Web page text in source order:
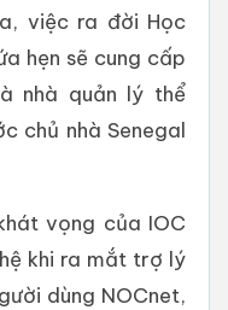
việc ra đời Học
hẹn sẽ cung cấp
nhà quản lý thể
chủ nhà Senegal
vọng của IOC
khi ra mắt trợ lý
dùng NOCnet,